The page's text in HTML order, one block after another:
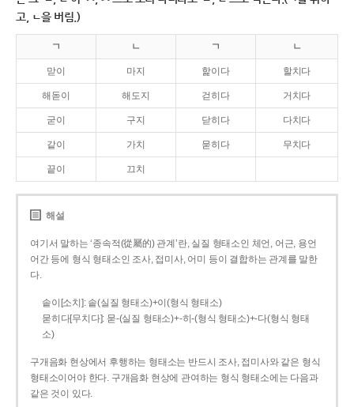
고, ㄴ을 버림.)
ㄱ ㄴ ㄱ ㄴ
맏이 마지 핥이다 할치다
해돋이 해도지 걷히다 거치다
굳이 구지 닫히다 다치다
같이 가치 묻히다 무치다
끝이 끄치
해설
여기서 말하는 ‘종속적(從屬的) 관계’란, 실질 형태소인 체언, 어근, 용언
어간 등에 형식 형태소인 조사, 접미사, 어미 등이 결합하는 관계를 말한
다.
솥이[소치]: 솥(실질 형태소)+이(형식 형태소)
묻히다[무치다]: 묻­-(실질 형태소)+­-히­-(형식 형태소)+-다(형식 형태
소)
구개음화 현상에서 후행하는 형태소는 반드시 조사, 접미사와 같은 형식
형태소이어야 한다. 구개음화 현상에 관여하는 형식 형태소에는 다음과
같은 것이 있다.